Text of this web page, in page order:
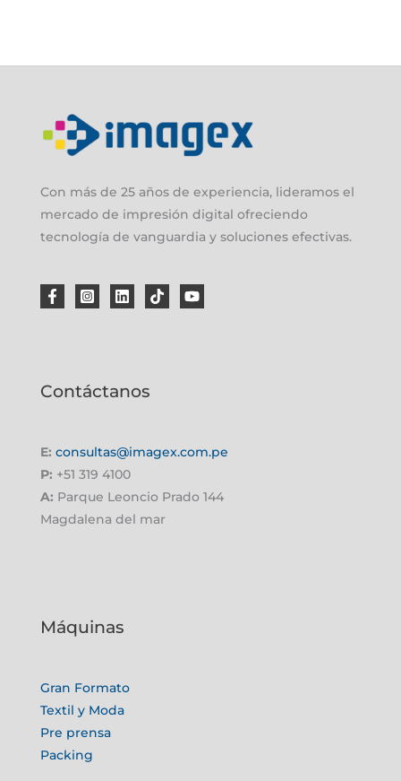
Con más de 25 años de experiencia, lideramos el
mercado de impresión digital ofreciendo
tecnología de vanguardia y soluciones efectivas.
Contáctanos
E: consultas@imagex.com.pe
P: +51 319 4100
A: Parque Leoncio Prado 144
Magdalena del mar
Máquinas
Gran Formato
Textil y Moda
Pre prensa
Packing